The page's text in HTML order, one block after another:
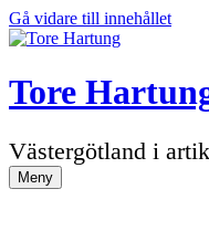
Gå vidare till innehållet
Tore
Västergötland i
Meny